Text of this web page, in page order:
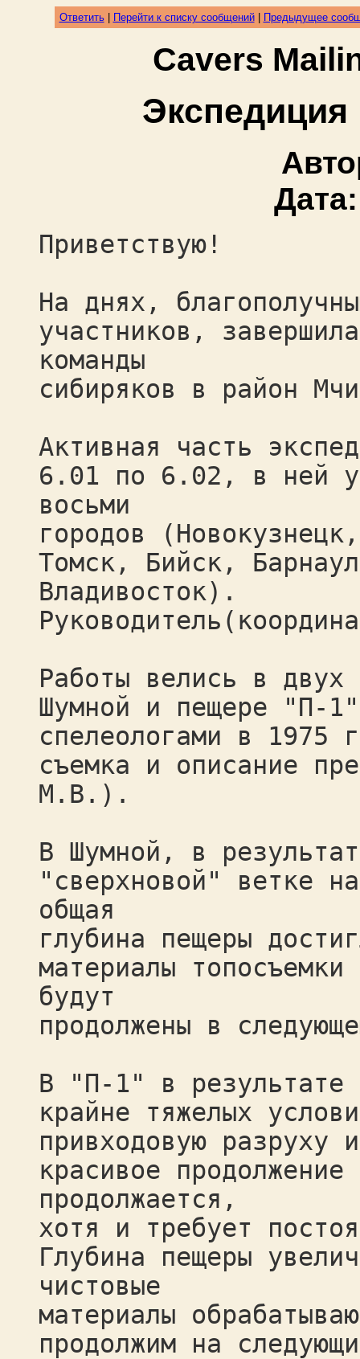
Ответить| Перейти к списку сообщений| Предыдущее
Cavers
Приветствую!
На днях,
участников,
команды
сибиряков в район
Активная часть
6.01 по 6.02, в ней
восьми
городов
Томск, Бийск,
Владивосток).
Работы велись в двух
Шумной и пещере "П-
спелеологами в 1975
съемка и описание
М.В.).
В Шумной, в
"сверхновой" ветке
общая
глубина пещеры
материалы
будут
продолжены в
В "П-1" в результате
крайне тяжелых
привходовую
красивое
продолжается,
хотя и требует
Глубина пещеры
чистовые
материалы
продолжим на